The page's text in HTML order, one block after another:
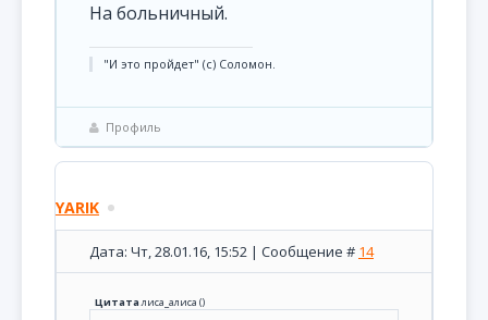
На больничный.
"И это пройдет" (с) Соломон.
Профиль
YARIK
Дата: Чт, 28.01.16, 15:52 | Сообщение # 14
Цитаталиса_алиса ()